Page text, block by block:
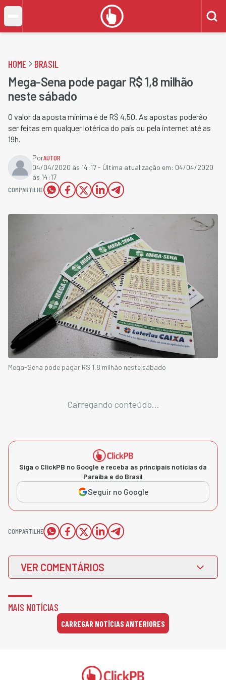
HOME BRASIL
Mega-Sena pode pagar R$ 1,8 milhão
neste sábado
O valor da aposta mínima é de R$ 4,50. As apostas poderão
ser feitas em qualquer lotérica do país ou pela internet até as
19h.
PorAUTOR
04/04/2020 às 14:17- Última atualização em: 04/04/2020
às 14:17
COMPARTILHE
Mega-Sena pode pagar R$ 1,8 milhão neste sábado
Carregando conteúdo...
Siga o ClickPB no Google e receba as principais notícias da
Paraíba e do Brasil
Seguir no Google
COMPARTILHE
VER COMENTÁRIOS
MAIS NOTÍCIAS
CARREGAR NOTÍCIAS ANTERIORES